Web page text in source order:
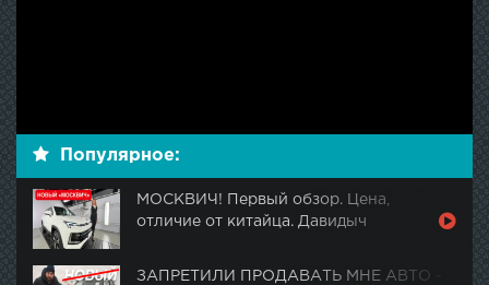
Популярное:
МОСКВИЧ! Первый обзор. Цена,
отличие от китайца. Давидыч
ЗАПРЕТИЛИ ПРОДАВАТЬ МНЕ АВТО -